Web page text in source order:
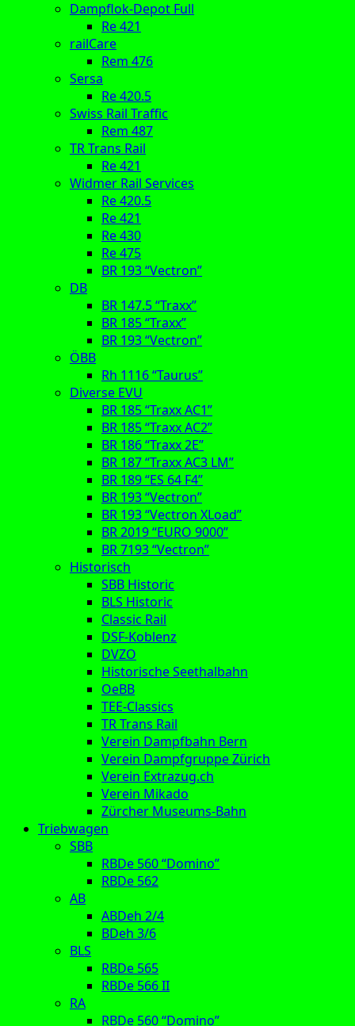
Dampflok-Depot Full
Re 421
railCare
Rem 476
Sersa
Re 420.5
Swiss Rail Traffic
Rem 487
TR Trans Rail
Re 421
Widmer Rail Services
Re 420.5
Re 421
Re 430
Re 475
BR 193 “Vectron”
DB
BR 147.5 “Traxx”
BR 185 “Traxx”
BR 193 “Vectron”
ÖBB
Rh 1116 “Taurus”
Diverse EVU
BR 185 “Traxx AC1”
BR 185 “Traxx AC2”
BR 186 “Traxx 2E”
BR 187 “Traxx AC3 LM”
BR 189 “ES 64 F4”
BR 193 “Vectron”
BR 193 “Vectron XLoad”
BR 2019 “EURO 9000”
BR 7193 “Vectron”
Historisch
SBB Historic
BLS Historic
Classic Rail
DSF-Koblenz
DVZO
Historische Seethalbahn
OeBB
TEE-Classics
TR Trans Rail
Verein Dampfbahn Bern
Verein Dampfgruppe Zürich
Verein Extrazug.ch
Verein Mikado
Zürcher Museums-Bahn
Triebwagen
SBB
RBDe 560 “Domino”
RBDe 562
AB
ABDeh 2/4
BDeh 3/6
BLS
RBDe 565
RBDe 566 II
RA
RBDe 560 “Domino”